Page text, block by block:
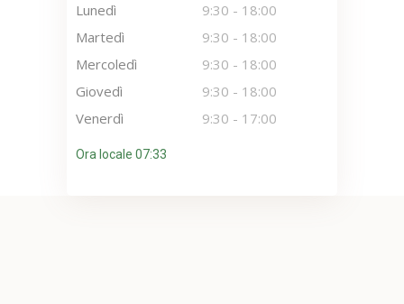
Lunedì 9:30 - 18:00
Martedì
9:30 - 18:00
Mercoledì
9:30 - 18:00
Giovedì
9:30 - 18:00
Venerdì
9:30 - 17:00
Ora locale 07:33